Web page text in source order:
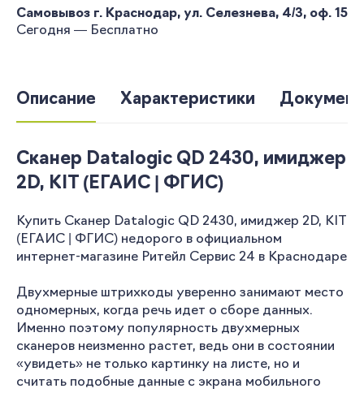
Самовывоз г. Краснодар, ул. Селезнева, 4/3, оф. 15
Сегодня — Бесплатно
Описание Характеристики
Сканер Datalogic QD 2430, имиджер
2D, KIT (ЕГАИС | ФГИС)
Купить Сканер Datalogic QD 2430, имиджер 2D, KIT
(ЕГАИС | ФГИС) недорого в официальном
интернет-магазине Ритейл Сервис 24 в Краснодаре
Двухмерные штрихкоды уверенно занимают место
одномерных, когда речь идет о сборе данных.
Именно поэтому популярность двухмерных
сканеров неизменно растет, ведь они в состоянии
«увидеть» не только картинку на листе, но и
считать подобные данные с экрана мобильного